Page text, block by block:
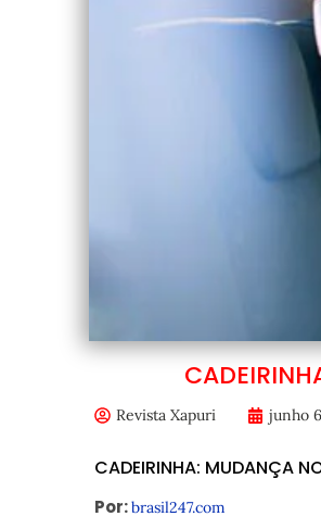
Revista Xapuri junho
CADEIRINHA: MUDANÇA
Por:brasil247.com